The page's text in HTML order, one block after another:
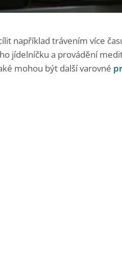
například trávením více
jídelníčku a provádění
mohou být další varovné